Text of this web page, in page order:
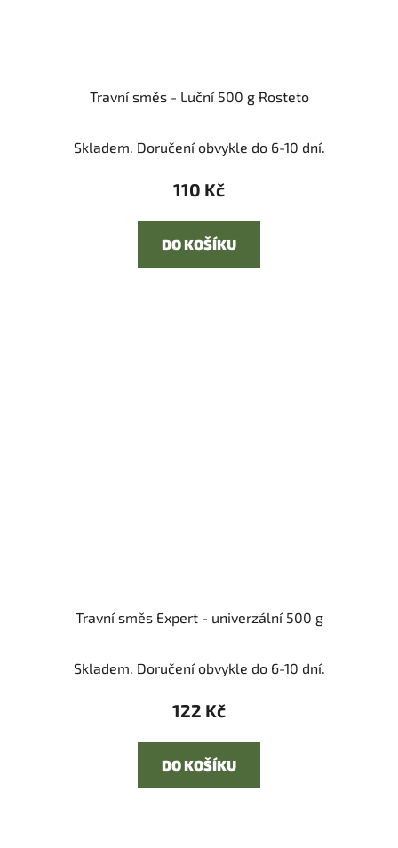
Travní směs - Luční 500 g Rosteto
Skladem. Doručení obvykle do 6-10 dní.
110 Kč
DO KOŠÍKU
Travní směs Expert - univerzální 500 g
Skladem. Doručení obvykle do 6-10 dní.
122 Kč
DO KOŠÍKU